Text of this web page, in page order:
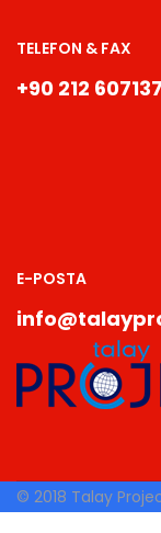
TELEFON & FAX
+90 212
E-POSTA
© 2018 Talay